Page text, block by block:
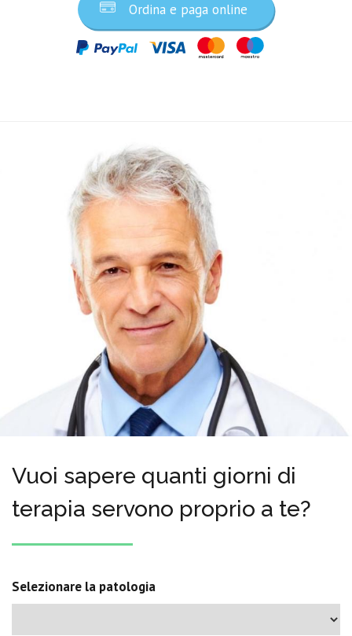
Ordina e paga online
Vuoi sapere quanti giorni di
terapia servono proprio a te?
Selezionare la patologia